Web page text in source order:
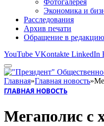
Фотогалерея
Экономика и
Расследования
Архив печати
Обращение в редакцию
YouTube VKontakte LinkedIn
Главная»Главная новость»
ГЛАВНАЯ НОВОСТЬ
Мегаполис с